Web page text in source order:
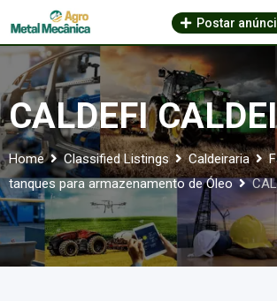
to
content
Postar
CALDEFI
Home Classified Listings Caldeiraria
tanques para armazenamento de Óleo